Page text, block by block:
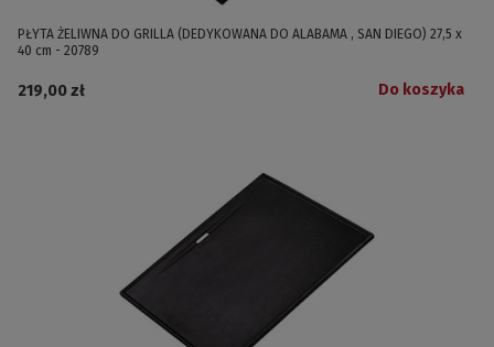
PŁYTA ŻELIWNA DO GRILLA (DEDYKOWANA DO ALABAMA , SAN DIEGO) 27,5 x
40 cm - 20789
219,00 zł Do koszyka